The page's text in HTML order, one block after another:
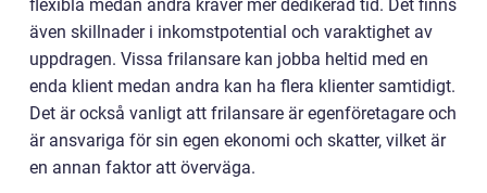
flexibla medan andra kräver mer dedikerad tid. Det finns
även skillnader i inkomstpotential och varaktighet av
uppdragen. Vissa frilansare kan jobba heltid med en
enda klient medan andra kan ha flera klienter samtidigt.
Det är också vanligt att frilansare är egenföretagare och
är ansvariga för sin egen ekonomi och skatter, vilket är
en annan faktor att överväga.